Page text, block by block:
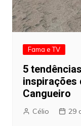
Fama e TV
5
inspirações
Cangueiro
Célio 29